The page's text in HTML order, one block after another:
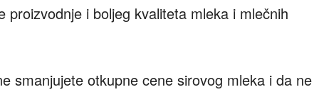
proizvodnje i boljeg kvaliteta mleka i mlečnih
smanjujete otkupne cene sirovog mleka i da ne